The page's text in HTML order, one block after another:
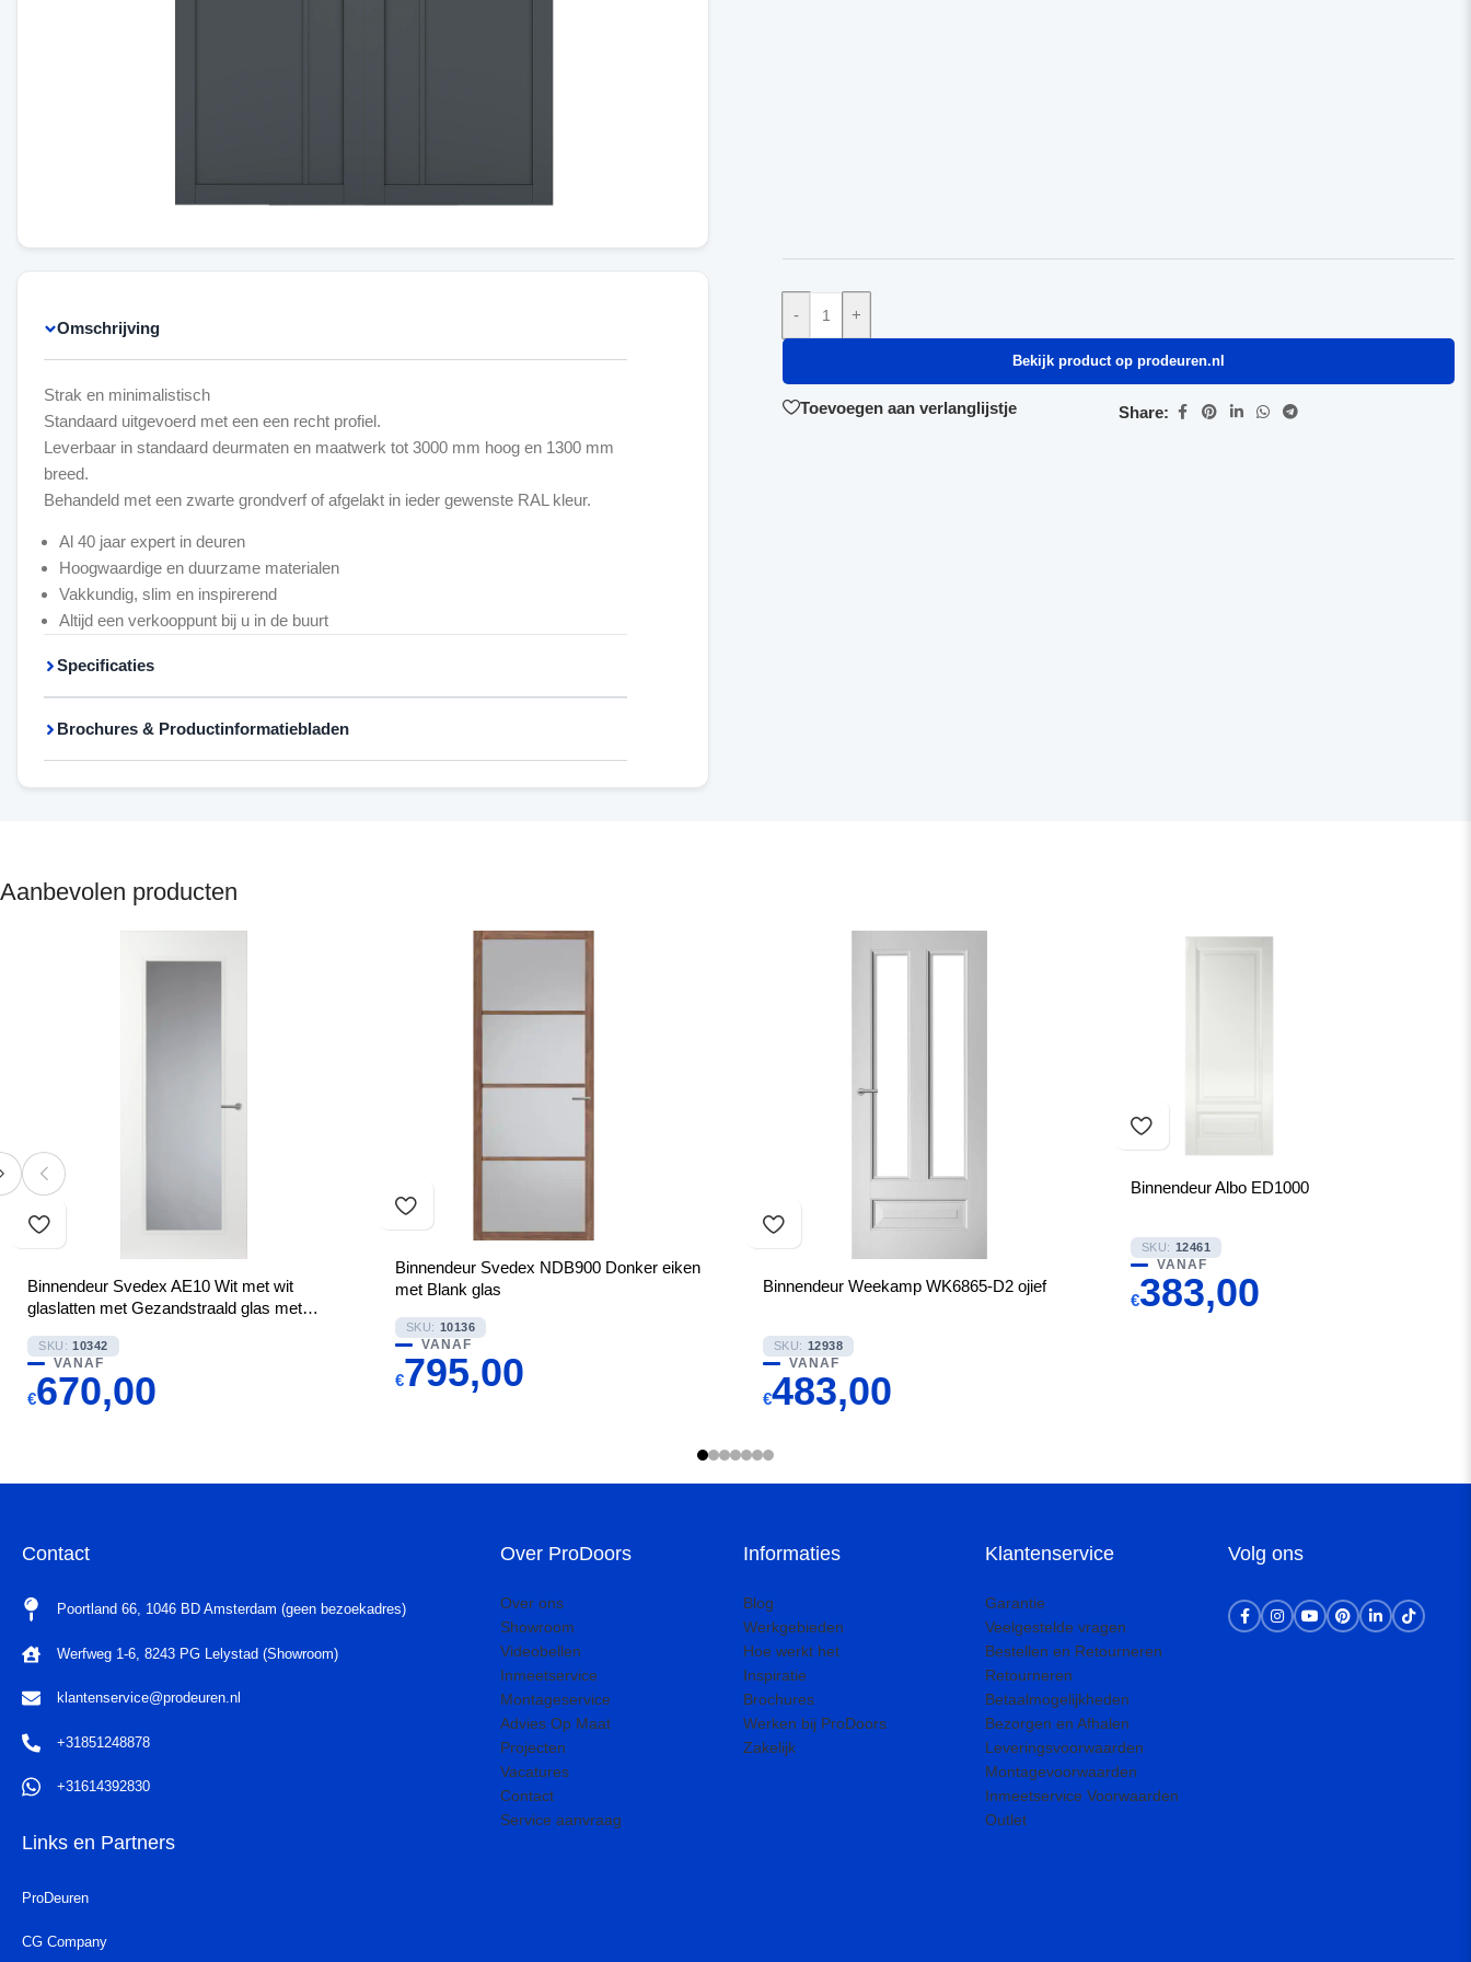
Omschrijving
Strak en minimalistisch
Standaard uitgevoerd met een een recht profiel.
Leverbaar in standaard deurmaten en maatwerk tot 3000 mm hoog en 1300 mm
breed.
Al 40 jaar expert in deuren
Hoogwaardige en duurzame materialen
Vakkundig, slim en inspirerend
Altijd een verkooppunt bij u in de buurt
Specificaties
Brochures & Productinformatiebladen
- +
Bekijk product op prodeuren.nl
Toevoegen aan verlanglijstje Share:
Aanbevolen producten
Binnendeur Svedex AE10 Wit met wit
glaslatten met Gezandstraald glas met
SKU: 10342
VANAF
€670,00
Binnendeur Svedex NDB900 Donker eiken
met Blank glas
SKU: 10136
VANAF
€795,00
Binnendeur Weekamp WK6865-D2 ojief
SKU: 12938
VANAF
€483,00
Binnendeur Albo ED1000
SKU: 12461
VANAF
€383,00
Contact
Poortland 66, 1046 BD Amsterdam (geen bezoekadres)
Werfweg 1-6, 8243 PG Lelystad (Showroom)
klantenservice@prodeuren.nl
+31851248878
+31614392830
Links en Partners
ProDeuren
CG Company
Over ProDoors
Over ons
Showroom
Videobellen
Inmeetservice
Montageservice
Advies Op Maat
Projecten
Vacatures
Contact
Service aanvraag
Informaties
Blog
Werkgebieden
Hoe werkt het
Inspiratie
Brochures
Werken bij ProDoors
Zakelijk
Klantenservice
Garantie
Veelgestelde vragen
Bestellen en Retourneren
Retourneren
Betaalmogelijkheden
Bezorgen en Afhalen
Leveringsvoorwaarden
Montagevoorwaarden
Inmeetservice Voorwaarden
Outlet
Volg ons